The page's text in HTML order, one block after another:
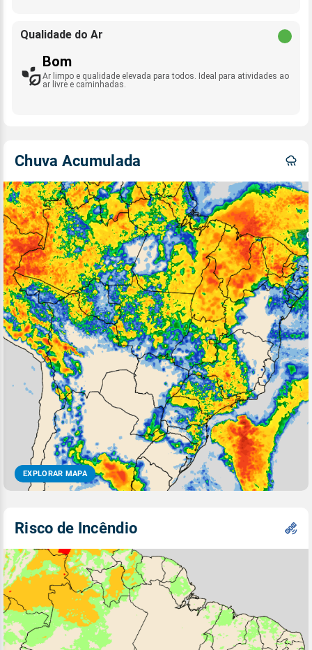
Qualidade do Ar
Bom
Ar limpo e qualidade elevada para todos. Ideal para atividades ao
ar livre e caminhadas.
Chuva Acumulada
EXPLORAR MAPA
Risco de Incêndio